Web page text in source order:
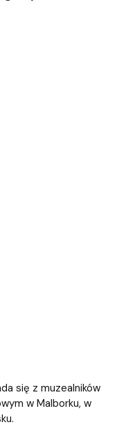
się z muzealników
w Malborku, w